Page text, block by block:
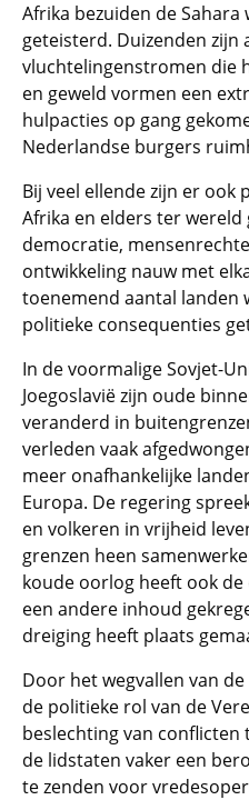
Afrika bezuiden de
geteisterd. Duizenden zijn
vluchtelingenstromen die
en geweld vormen een
hulpacties op gang
Nederlandse burgers
Bij veel ellende zijn er ook
Afrika en elders ter
democratie,
ontwikkeling nauw met
toenemend aantal landen
politieke consequenties
In de voormalige Sovjet-
Joegoslavië zijn oude
veranderd in
verleden vaak
meer onafhankelijke
Europa. De regering
en volkeren in vrijheid
grenzen heen
koude oorlog heeft ook
een andere inhoud
dreiging heeft plaats
Door het wegvallen van
de politieke rol van de
beslechting van
de lidstaten vaker een
te zenden voor